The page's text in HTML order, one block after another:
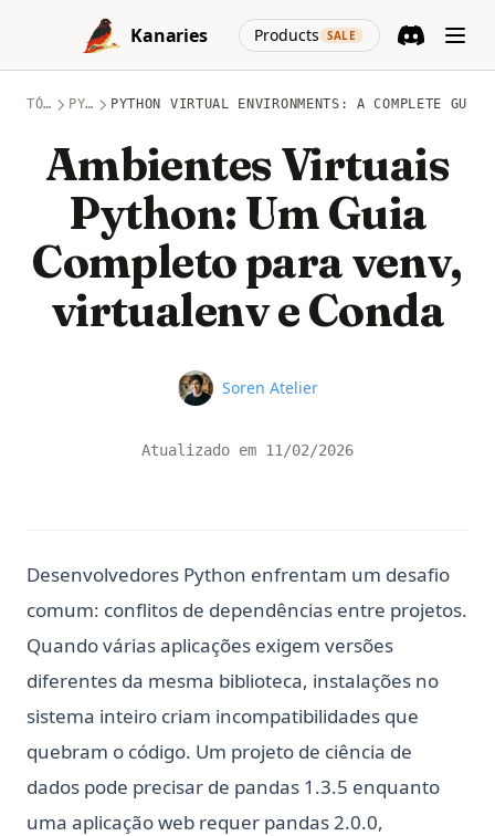
Skip to content
Kanaries
Products SALE
(opens in a
TÓPICOS PYTHON PYTHON VIRTUAL ENVIRONMENTS: A COMPLETE
Ambientes Virtuais
Python: Um Guia
Completo para venv,
virtualenv e Conda
Name
Soren Atelier
Atualizado em 11/02/2026
Desenvolvedores Python enfrentam um desafio
comum: conflitos de dependências entre projetos.
Quando várias aplicações exigem versões
diferentes da mesma biblioteca, instalações no
sistema inteiro criam incompatibilidades que
quebram o código. Um projeto de ciência de
dados pode precisar de pandas 1.3.5 enquanto
uma aplicação web requer pandas 2.0.0,